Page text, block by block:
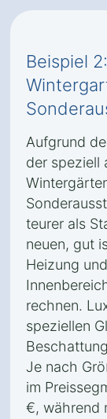
Beispiel
Aufgrund
der speziell
teurer als
neuen, gut
Heizung
rechnen.
speziellen
Je nach
im
€, während